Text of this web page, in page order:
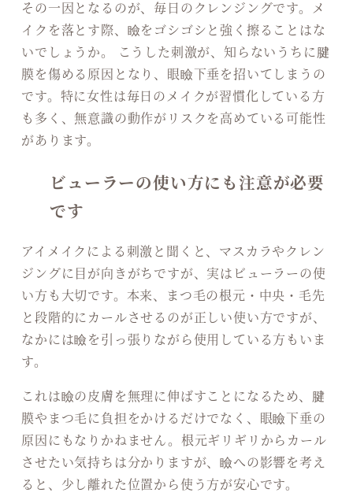
その一因となるのが、毎日のクレンジングです。メ
イクを落とす際、瞼をゴシゴシと強く擦ることはな
いでしょうか。 こうした刺激が、知らないうちに腱
膜を傷める原因となり、眼瞼下垂を招いてしまうの
です。特に女性は毎日のメイクが習慣化している方
も多く、無意識の動作がリスクを高めている可能性
があります。
ビューラーの使い方にも注意が必要
です
アイメイクによる刺激と聞くと、マスカラやクレン
ジングに目が向きがちですが、実はビューラーの使
い方も大切です。本来、まつ毛の根元・中央・毛先
と段階的にカールさせるのが正しい使い方ですが、
なかには瞼を引っ張りながら使用している方もいま
す。
これは瞼の皮膚を無理に伸ばすことになるため、腱
膜やまつ毛に負担をかけるだけでなく、眼瞼下垂の
原因にもなりかねません。根元ギリギリからカール
させたい気持ちは分かりますが、瞼への影響を考え
ると、少し離れた位置から使う方が安心です。